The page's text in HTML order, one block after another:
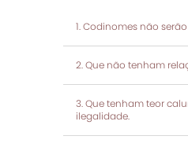
Codinomes não
Que não tenham
Que tenham teor
ilegalidade.